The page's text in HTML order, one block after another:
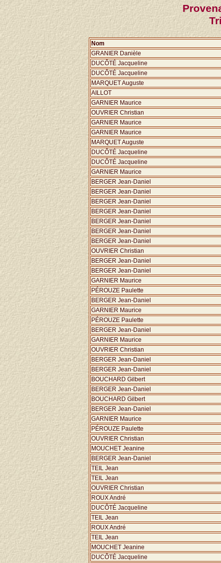
Nom
GRANIER Danièle
DUCÔTÉ Jacqueline
DUCÔTÉ Jacqueline
MARQUET Auguste
AILLOT
GARNIER Maurice
OUVRIER Christian
GARNIER Maurice
GARNIER Maurice
MARQUET Auguste
DUCÔTÉ Jacqueline
DUCÔTÉ Jacqueline
GARNIER Maurice
BERGER Jean-Daniel
BERGER Jean-Daniel
BERGER Jean-Daniel
BERGER Jean-Daniel
BERGER Jean-Daniel
BERGER Jean-Daniel
BERGER Jean-Daniel
OUVRIER Christian
BERGER Jean-Daniel
BERGER Jean-Daniel
GARNIER Maurice
PÉROUZE Paulette
BERGER Jean-Daniel
GARNIER Maurice
PÉROUZE Paulette
BERGER Jean-Daniel
GARNIER Maurice
OUVRIER Christian
BERGER Jean-Daniel
BERGER Jean-Daniel
BOUCHARD Gilbert
BERGER Jean-Daniel
BOUCHARD Gilbert
BERGER Jean-Daniel
GARNIER Maurice
PÉROUZE Paulette
OUVRIER Christian
MOUCHET Jeanine
BERGER Jean-Daniel
TEIL Jean
TEIL Jean
OUVRIER Christian
ROUX André
DUCÔTÉ Jacqueline
TEIL Jean
ROUX André
TEIL Jean
MOUCHET Jeanine
DUCÔTÉ Jacqueline